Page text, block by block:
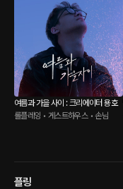
여름과 가을 사이 : 크리에이터 용호
롤플레잉 • 게스트하우스 • 손님
플링